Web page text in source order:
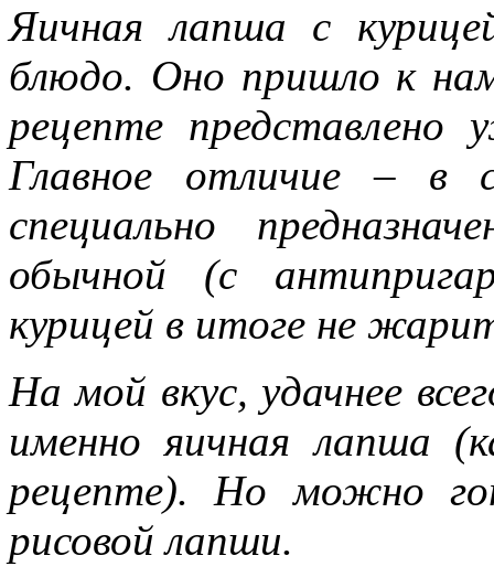
Яичная лапша с
блюдо. Оно пришло к
рецепте представлено
Главное отличие – в
специально
обычной (с
курицей в итоге не
На мой вкус, удачнее
именно яичная лапша
рецепте). Но можно
рисовой лапши.